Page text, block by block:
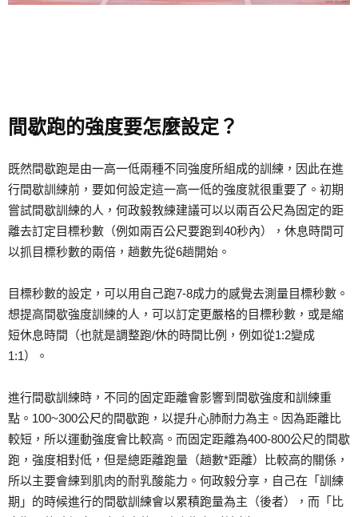
間歇跑的強度要怎麼設定？
既然間歇跑是由一高一低兩種不同強度所組成的訓練，因此在進
行間歇訓練前，要如何設定這一高一低的強度就很重要了。初期
嘗試間歇訓練的人，何政毅教練建議可以以兩百公尺為固定的距
離去訂定目標秒數（例如兩百公尺要跑到40秒內），休息時間可
以抓目標秒數的兩倍，趟數先從6趟開始。
目標秒數的設定，可以用自己跑7-8成力的感覺去測量目標秒數。
想提高間歇強度訓練的人，可以訂定更嚴格的目標秒數，或是縮
短休息時間（也就是調整跑/休的時間比例，例如從1:2變成
1:1）。
進行間歇訓練時，不同的固定距離會影響到間歇強度和訓練重
點。100~300公尺的間歇跑，以提升心肺耐力為主。因為距離比
較短，所以運動強度會比較高。而固定距離為400-800公尺的間歇
跑，強度相對低，但是總距離跑量（趟數*距離）比較高的關係，
所以主要會練到肌肉的耐乳酸能力。何政毅分享，自己在「訓練
期」的時候進行的間歇訓練會以累積跑量為主（後者），而「比